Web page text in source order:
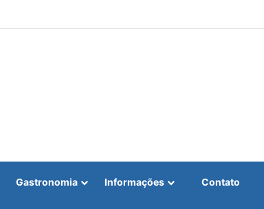
Gastronomia Informações Contato